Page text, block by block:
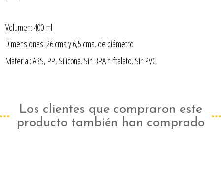
Volumen: 400 ml
Dimensiones: 26 cms y 6,5 cms. de diámetro
Material: ABS, PP, Silicona. Sin BPA ni ftalato. Sin PVC.
Los clientes que compraron este
producto también han comprado